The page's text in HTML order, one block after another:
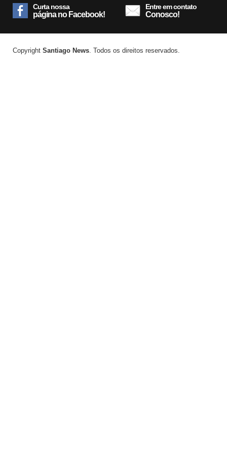
Curta nossa
página no Facebook!
Entre em contato
Conosco!
Copyright Santiago News. Todos os direitos reservados.